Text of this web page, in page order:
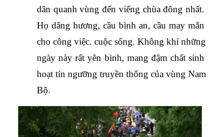
dân quanh vùng đến viếng chùa đông nhất.
Họ dâng hương, cầu bình an, cầu may mắn
cho công việc. cuộc sống. Không khí những
ngày này rất yên bình, mang đậm chất sinh
hoạt tín ngưỡng truyền thống của vùng Nam
Bộ.